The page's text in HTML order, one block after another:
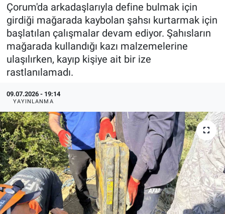
Çorum'da arkadaşlarıyla define bulmak için
girdiği mağarada kaybolan şahsı kurtarmak için
başlatılan çalışmalar devam ediyor. Şahısların
mağarada kullandığı kazı malzemelerine
ulaşılırken, kayıp kişiye ait bir ize
rastlanılamadı.
09.07.2026 - 19:14
YAYINLANMA
Haber Arşivi